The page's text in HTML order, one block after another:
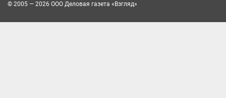
© 2005 — 2026 ООО Деловая газета «Взгляд»